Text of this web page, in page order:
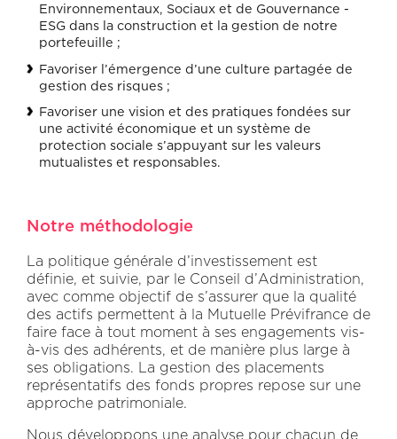
Environnementaux, Sociaux et de Gouvernance -
ESG dans la construction et la gestion de notre
portefeuille ;
Favoriser l’émergence d’une culture partagée de
gestion des risques ;
Favoriser une vision et des pratiques fondées sur
une activité économique et un système de
protection sociale s’appuyant sur les valeurs
mutualistes et responsables.
Notre méthodologie
La politique générale d’investissement est
définie, et suivie, par le Conseil d’Administration,
avec comme objectif de s’assurer que la qualité
des actifs permettent à la Mutuelle Prévifrance de
faire face à tout moment à ses engagements vis-
à-vis des adhérents, et de manière plus large à
ses obligations. La gestion des placements
représentatifs des fonds propres repose sur une
approche patrimoniale.
Nous développons une analyse pour chacun de